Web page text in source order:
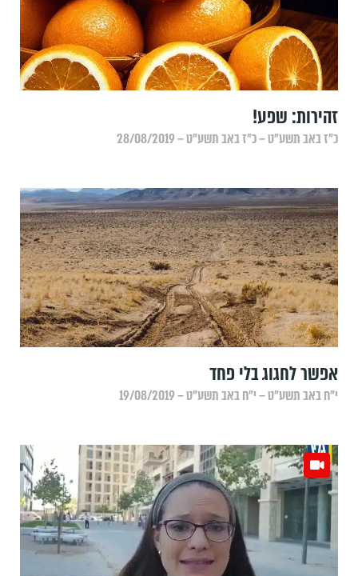
זהירות: שפע!
כ״ז באב תשע״ט – כ״ז באב תשע״ט – 28/08/2019
אפשר לחגוג בלי פחד
י״ח באב תשע״ט – י״ח באב תשע״ט – 19/08/2019